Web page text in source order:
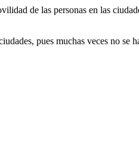
de las personas en las
pues muchas veces no se